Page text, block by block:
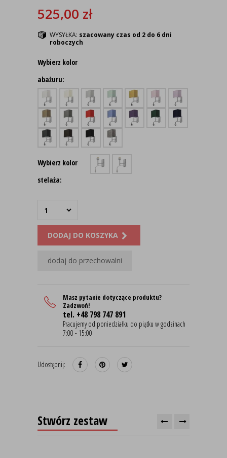
525,00 zł
WYSYŁKA: szacowany czas od 2 do 6 dni
roboczych
Wybierz kolor
abażuru:
Wybierz kolor
stelaża:
DODAJ DO KOSZYKA
dodaj do przechowalni
Masz pytanie dotyczące produktu?
Zadzwoń!
tel. +48 798 747 891
Pracujemy od poniedziałku do piątku w godzinach
7:00 - 15:00
Udostępnij:
Stwórz zestaw